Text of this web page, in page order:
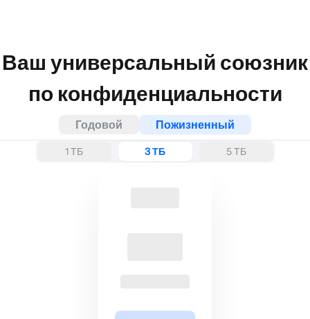
Ваш универсальный союзник
по конфиденциальности
Годовой Пожизненный
1 ТБ 3 ТБ 5 ТБ